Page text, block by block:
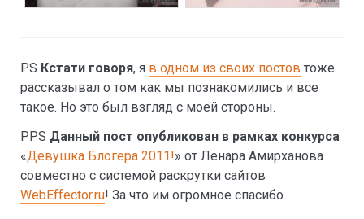
PS Кстати говоря, я в одном из своих постов тоже
рассказывал о том как мы познакомились и все
такое. Но это был взгляд с моей стороны.
PPS Данный пост опубликован в рамках конкурса
«Девушка Блогера 2011!» от Ленара Амирханова
совместно с системой раскрутки сайтов
WebEffector.ru! За что им огромное спасибо.